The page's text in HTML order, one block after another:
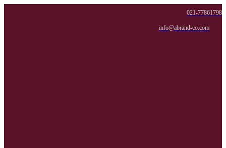
021-77861798
info@abrand-co.com